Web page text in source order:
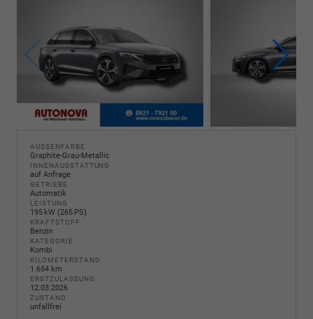
AUSSENFARBE
Graphite-Grau-Metallic
INNENAUSSTATTUNG
auf Anfrage
GETRIEBE
Automatik
LEISTUNG
195 kW (265 PS)
KRAFTSTOFF
Benzin
KATEGORIE
Kombi
KILOMETERSTAND
1.654 km
ERSTZULASSUNG
12.03.2026
ZUSTAND
unfallfrei